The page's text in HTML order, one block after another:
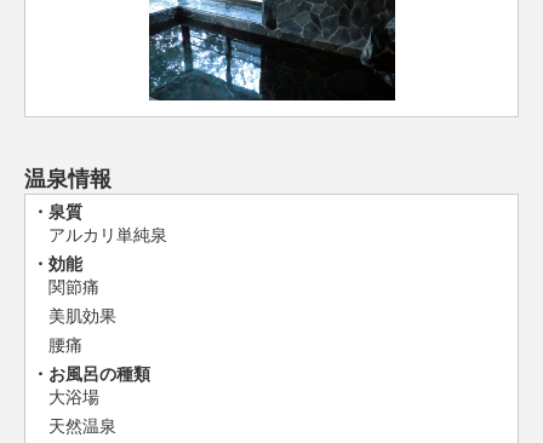
温泉情報
泉質
アルカリ単純泉
効能
関節痛
美肌効果
腰痛
お風呂の種類
大浴場
天然温泉